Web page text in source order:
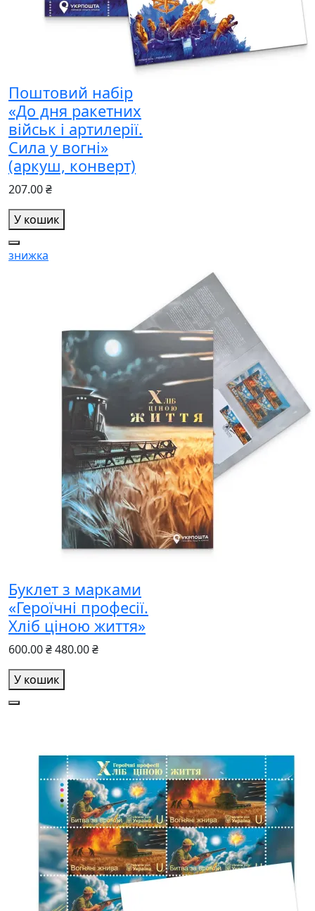
Поштовий набір
«До дня ракетних
військ і артилерії.
Сила у вогні»
(аркуш, конверт)
207.00 ₴
У кошик
знижка
Буклет з марками
«Героїчні професії.
Хліб ціною життя»
600.00 ₴480.00 ₴
У кошик